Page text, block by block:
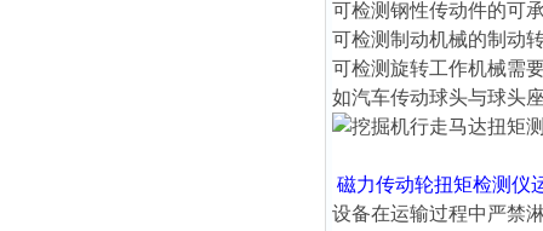
可检测钢性传动件的可
可检测制动机械的制动
可检测旋转工作机械需
如汽车传动球头与球头
磁力传动轮扭矩检测仪
设备在运输过程中严禁